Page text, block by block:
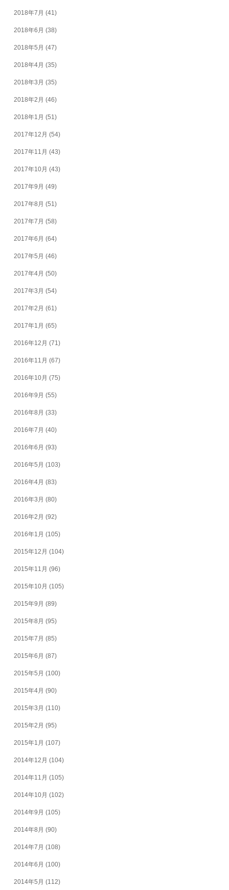
2018年7月 (41)
2018年6月 (38)
2018年5月 (47)
2018年4月 (35)
2018年3月 (35)
2018年2月 (46)
2018年1月 (51)
2017年12月 (54)
2017年11月 (43)
2017年10月 (43)
2017年9月 (49)
2017年8月 (51)
2017年7月 (58)
2017年6月 (64)
2017年5月 (46)
2017年4月 (50)
2017年3月 (54)
2017年2月 (61)
2017年1月 (65)
2016年12月 (71)
2016年11月 (67)
2016年10月 (75)
2016年9月 (55)
2016年8月 (33)
2016年7月 (40)
2016年6月 (93)
2016年5月 (103)
2016年4月 (83)
2016年3月 (80)
2016年2月 (92)
2016年1月 (105)
2015年12月 (104)
2015年11月 (96)
2015年10月 (105)
2015年9月 (89)
2015年8月 (95)
2015年7月 (85)
2015年6月 (87)
2015年5月 (100)
2015年4月 (90)
2015年3月 (110)
2015年2月 (95)
2015年1月 (107)
2014年12月 (104)
2014年11月 (105)
2014年10月 (102)
2014年9月 (105)
2014年8月 (90)
2014年7月 (108)
2014年6月 (100)
2014年5月 (112)